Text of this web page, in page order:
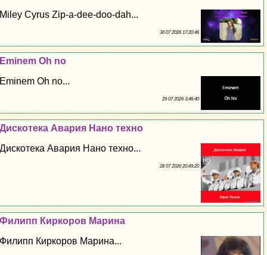
Miley Cyrus Zip-a-dee-doo-dah...
30 07 2026 17:20:46
Eminem Oh no
Eminem Oh no...
29 07 2026 3:46:40
Дискотека Авария Нано техно
Дискотека Авария Нано техно...
28 07 2026 20:49:20
Филипп Киркоров Марина
Филипп Киркоров Марина...